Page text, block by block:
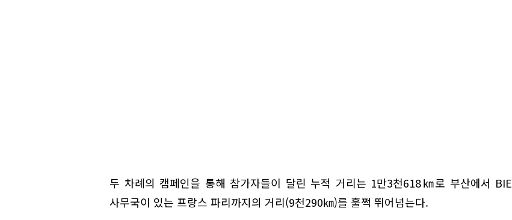
두 차례의 캠페인을 통해 참가자들이 달린 누적 거리는 1만3천618㎞로 부산에서 BIE
사무국이 있는 프랑스 파리까지의 거리(9천290㎞)를 훌쩍 뛰어넘는다.